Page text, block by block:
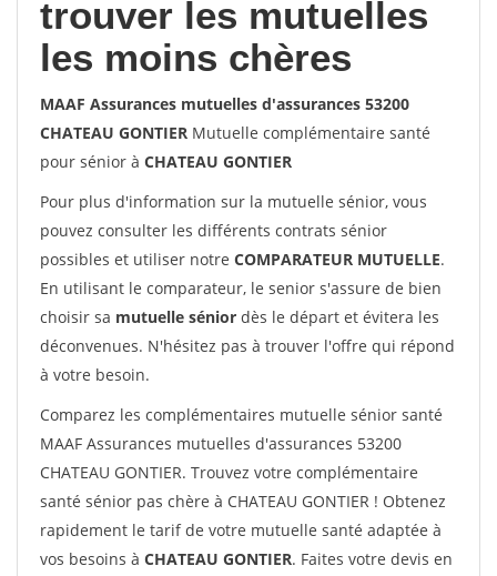
trouver les mutuelles
les moins chères
MAAF Assurances mutuelles d'assurances 53200
CHATEAU GONTIER Mutuelle complémentaire santé
pour sénior à CHATEAU GONTIER
Pour plus d'information sur la mutuelle sénior, vous
pouvez consulter les différents contrats sénior
possibles et utiliser notre COMPARATEUR MUTUELLE.
En utilisant le comparateur, le senior s'assure de bien
choisir sa mutuelle sénior dès le départ et évitera les
déconvenues. N'hésitez pas à trouver l'offre qui répond
à votre besoin.
Comparez les complémentaires mutuelle sénior santé
MAAF Assurances mutuelles d'assurances 53200
CHATEAU GONTIER. Trouvez votre complémentaire
santé sénior pas chère à CHATEAU GONTIER ! Obtenez
rapidement le tarif de votre mutuelle santé adaptée à
vos besoins à CHATEAU GONTIER. Faites votre devis en